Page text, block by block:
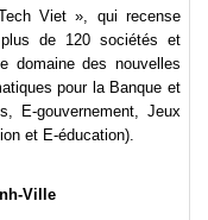
Viet », qui recense
plus de 120 sociétés et
domaine des nouvelles
pour la Banque et
E-gouvernement, Jeux
et E-éducation).
Ville